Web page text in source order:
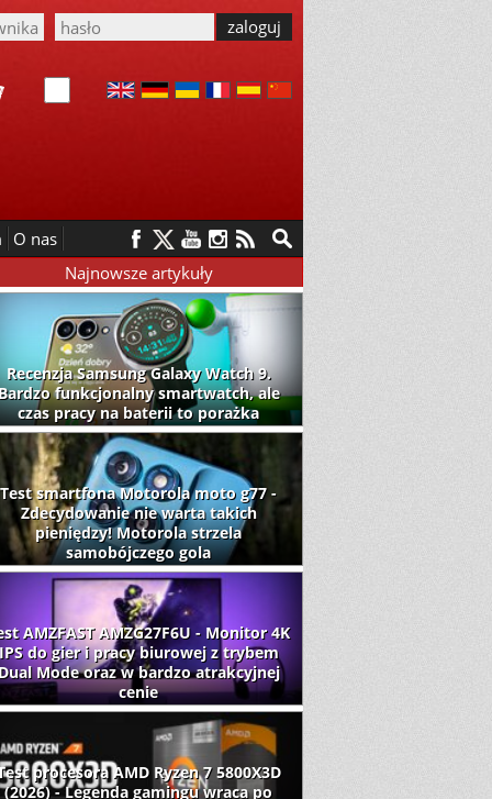
O nas
Najnowsze artykuły
Recenzja Samsung Galaxy Watch 9.
funkcjonalny smartwatch, ale
czas pracy na baterii to porażka
Test smartfona Motorola moto g77 -
Zdecydowanie nie warta takich
pieniędzy! Motorola strzela
samobójczego gola
AMZFAST AMZG27F6U - Monitor 4K
do gier i pracy biurowej z trybem
Mode oraz w bardzo atrakcyjnej
cenie
procesora AMD Ryzen 7 5800X3D
(2026) - Legenda gamingu wraca po